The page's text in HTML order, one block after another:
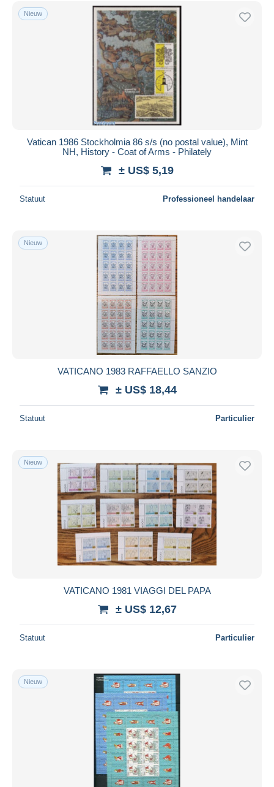
Gratis levering
Bankoverschrijving
Mastercard
Bancontact
Maestro
Woonplaats van de verkoper
Toepassen
Nieuw
Vatican 1986 Stockholmia 86 s/s (no postal value), Mint
NH, History - Coat of Arms - Philately
± US$ 5,19
Statuut Professioneel handelaar
Nieuw
VATICANO 1983 RAFFAELLO SANZIO
± US$ 18,44
Statuut Particulier
Nieuw
VATICANO 1981 VIAGGI DEL PAPA
± US$ 12,67
Statuut Particulier
Nieuw